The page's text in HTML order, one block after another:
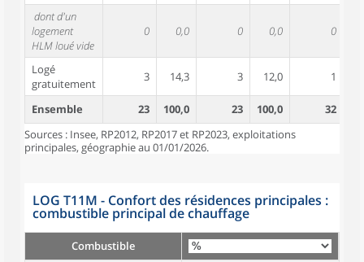
dont d'un
logement
HLM loué vide
0 0,0 0 0,0 0
Logé
gratuitement
3 14,3 3 12,0 1
Ensemble 23 100,0 23 100,0 32
Sources : Insee, RP2012, RP2017 et RP2023, exploitations
principales, géographie au 01/01/2026.
LOG T11M - Confort des résidences principales :
combustible principal de chauffage
Combustible